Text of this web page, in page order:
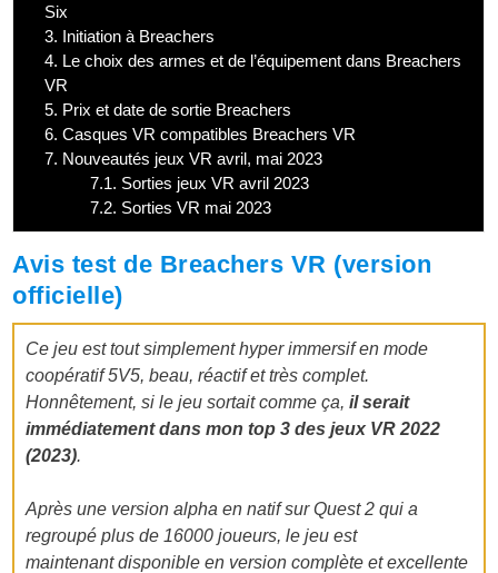
Six
3. Initiation à Breachers
4. Le choix des armes et de l’équipement dans Breachers
VR
5. Prix et date de sortie Breachers
6. Casques VR compatibles Breachers VR
7. Nouveautés jeux VR avril, mai 2023
7.1. Sorties jeux VR avril 2023
7.2. Sorties VR mai 2023
Avis test de Breachers VR (version
officielle)
Ce jeu est tout simplement hyper immersif en mode
coopératif 5V5, beau, réactif et très complet.
Honnêtement, si le jeu sortait comme ça, il serait
immédiatement dans mon top 3 des jeux VR 2022
(2023).
Après une version alpha en natif sur Quest 2 qui a
regroupé plus de 16000 joueurs, le jeu est
maintenant disponible en version complète et excellente